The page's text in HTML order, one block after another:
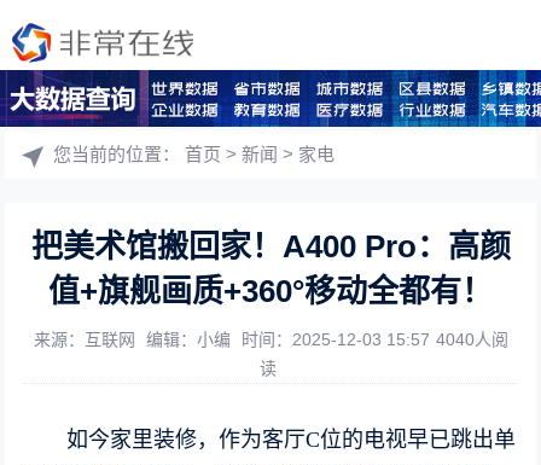
您当前的位置：首页 >新闻 > 家电
把美术馆搬回家！A400 Pro：高颜
值+旗舰画质+360°移动全都有！
来源：互联网 编辑：小编 时间：2025-12-03 15:57 4040人阅
读
如今家里装修，作为客厅C位的电视早已跳出单